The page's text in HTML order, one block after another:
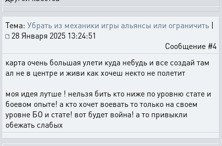
Тема: Убрать из механики игры альянсы или ограничить |
28 Января 2025 13:24:51
Сообщение #4
карта очень большая улети куда небудь и все создай там
ал не в центре и живи как хочеш некто не полетит
моя идея лутше ! нельзя бить кто ниже по уровню стате и
боевом опыте! а кто хочет воевать то только на своем
уровне БО и стате! вот будет война! а то привыкли
обежать слабых